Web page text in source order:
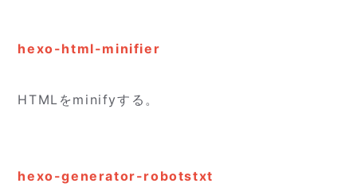
hexo-html-minifier
HTMLをminifyする。
hexo-generator-robotstxt